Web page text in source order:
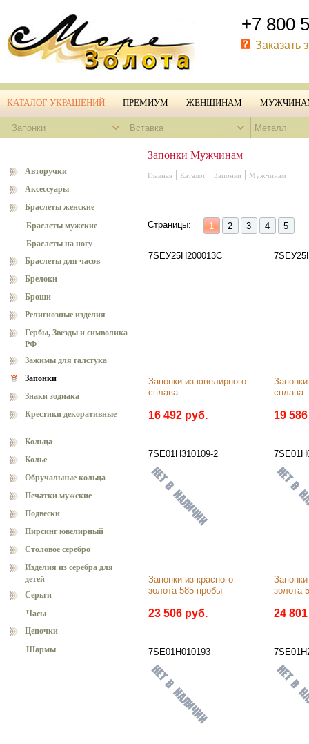
+7 800
Заказать
КАТАЛОГ УКРАШЕНИЙ ПРЕМИУМ ЖЕНЩИНАМ
Запонки Вставка Металл
Авторучки
Аксессуары
Браслеты женские
Браслеты мужские
Браслеты на ногу
Браслеты для часов
Брелоки
Броши
Религиозные изделия
Гербы, Звезды и символика
РФ
Зажимы для галстука
Запонки
Знаки зодиака
Крестики декоративные
Кольца
Колье
Обручальные кольца
Печатки мужские
Подвески
Пирсинг ювелирный
Столовое серебро
Изделия из серебра для
детей
Серьги
Часы
Цепочки
Шармы
Запонки Мужчинам
Главная | Каталог | Запонки | Мужчинам
Страницы: 1 2 3 4 5
7SEУ25Н200013С
Запонки из ювелирного
сплава
16 492 руб.
сплава
19
7SE01Н310109-2
Запонки из красного
золота 585 пробы
23 506 руб.
золота
24
7SE01Н010193